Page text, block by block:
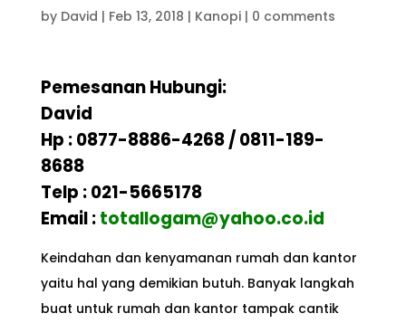
by David | Feb 13, 2018 | Kanopi| 0 comments
Pemesanan Hubungi:
David
Hp : 0877-8886-4268 / 0811-189-
8688
Telp : 021-5665178
Email :totallogam@yahoo.co.id
Keindahan dan kenyamanan rumah dan kantor
yaitu hal yang demikian butuh. Banyak langkah
buat untuk rumah dan kantor tampak cantik